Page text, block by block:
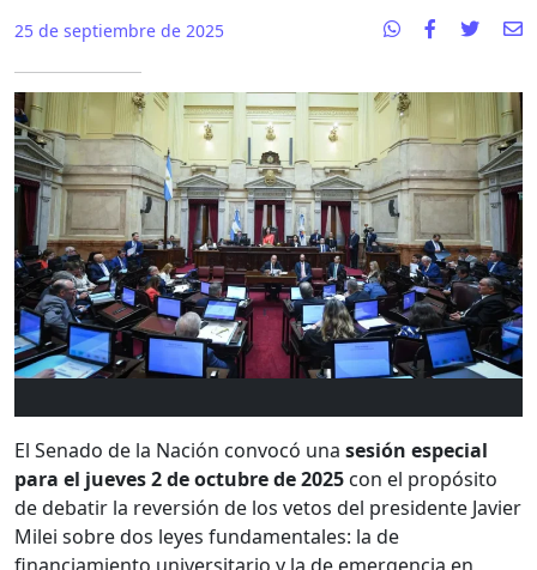
25 de septiembre de 2025
El Senado de la Nación convocó una sesión especial
para el jueves 2 de octubre de 2025 con el propósito
de debatir la reversión de los vetos del presidente Javier
Milei sobre dos leyes fundamentales: la de